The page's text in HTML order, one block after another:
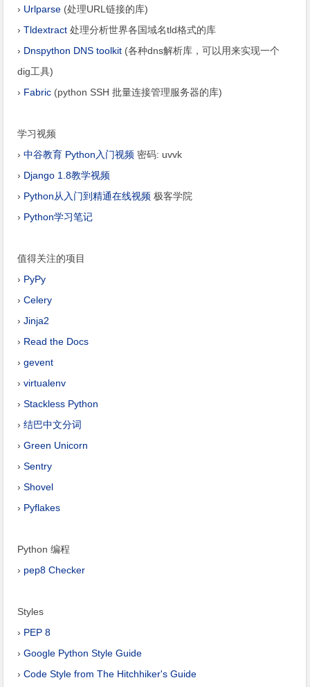
› Urlparse (处理URL链接的库)
›Tldextract 处理分析世界各国域名tld格式的库
› Dnspython DNS toolkit (各种dns解析库，可以用来实现一个
dig工具)
› Fabric (python SSH 批量连接管理服务器的库)
学习视频
›中谷教育 Python入门视频 密码: uvvk
› Django 1.8教学视频
› Python从入门到精通在线视频 极客学院
› Python学习笔记
值得关注的项目
› PyPy
›Celery
›Jinja2
› Read the Docs
›gevent
›virtualenv
›Stackless Python
›结巴中文分词
›Green Unicorn
›Sentry
›Shovel
› Pyflakes
Python 编程
› pep8 Checker
Styles
› PEP 8
›Google Python Style Guide
›Code Style from The Hitchhiker's Guide